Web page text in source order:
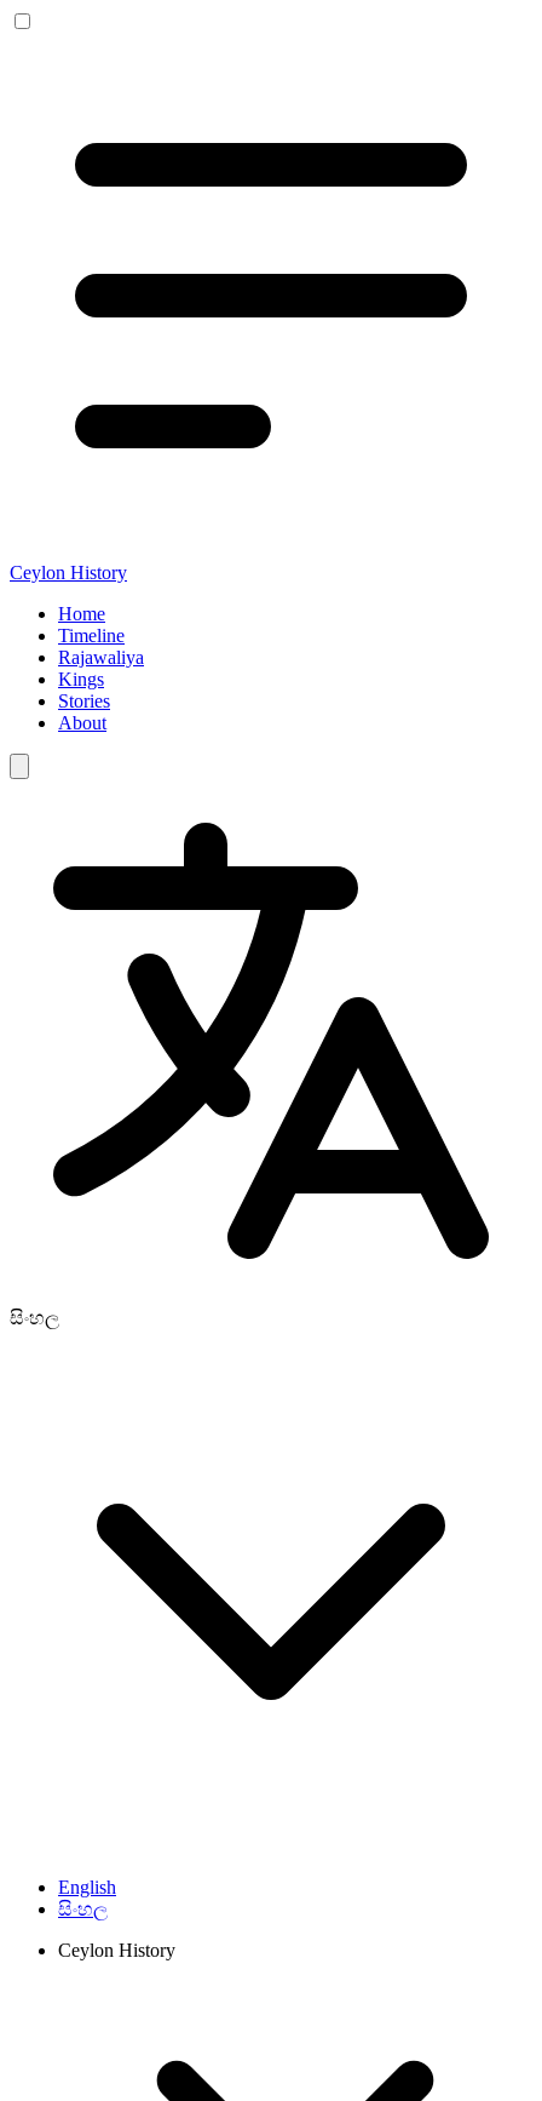
Ceylon History
Home
Timeline
Rajawaliya
Kings
Stories
About
සිංහල
English
සිංහල
Ceylon History